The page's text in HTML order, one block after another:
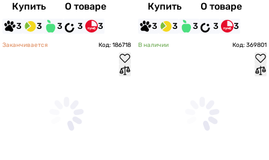
Купить О товаре
3 3 3 3 3
Купить О товаре
3 3 3 3 3
Заканчивается Код: 186718 В наличии Код: 369801